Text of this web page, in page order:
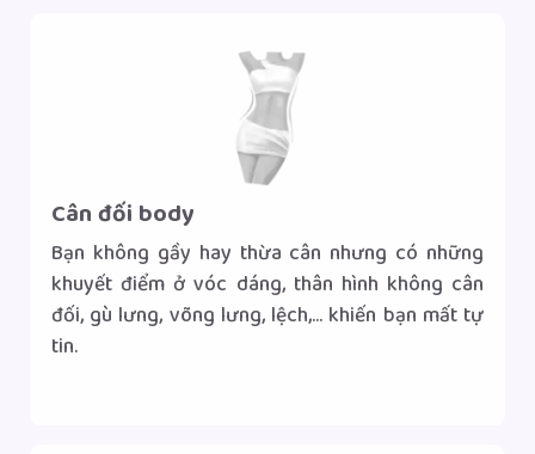
Cân đối body
Bạn không gầy hay thừa cân nhưng có những
khuyết điểm ở vóc dáng, thân hình không cân
đối, gù lưng, võng lưng, lệch,... khiến bạn mất tự
tin.